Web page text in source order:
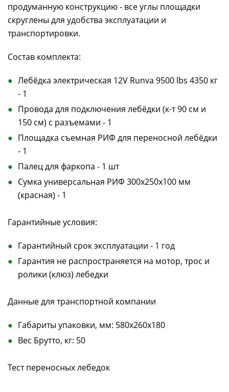
продуманную конструкцию - все углы площадки
скруглены для удобства эксплуатации и
транспортировки.
Состав комплекта:
Лебёдка электрическая 12V Runva 9500 lbs 4350 кг
- 1
Провода для подключения лебёдки (к-т 90 см и
150 см) с разъемами - 1
Площадка съемная РИФ для переносной лебёдки
- 1
Палец для фаркопа - 1 шт
Сумка универсальная РИФ 300х250х100 мм
(красная) - 1
Гарантийные условия:
Гарантийный срок эксплуатации - 1 год
Гарантия не распространяется на мотор, трос и
ролики (клюз) лебедки
Данные для транспортной компании
Габариты упаковки, мм: 580x260x180
Вес Брутто, кг: 50
Тест переносных лебедок